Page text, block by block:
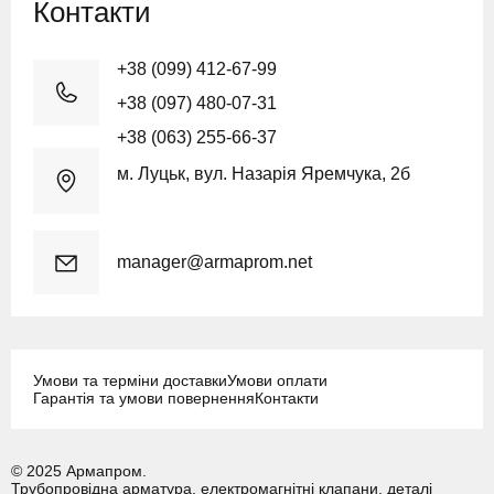
Контакти
+38 (099) 412-67-99
+38 (097) 480-07-31
+38 (063) 255-66-37
м. Луцьк, вул. Назарія Яремчука, 2б
manager@armaprom.net
Умови та терміни доставкиУмови оплати
Гарантія та умови поверненняКонтакти
© 2025 Армапром.
Трубопровідна арматура, електромагнітні клапани, деталі